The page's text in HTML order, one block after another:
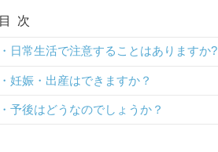
目次
日常生活で注意することはありますか?
妊娠・出産はできますか？
予後はどうなのでしょうか？